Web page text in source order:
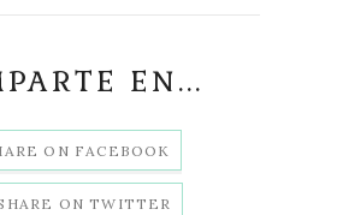
EN...
ON FACEBOOK
ON TWITTER